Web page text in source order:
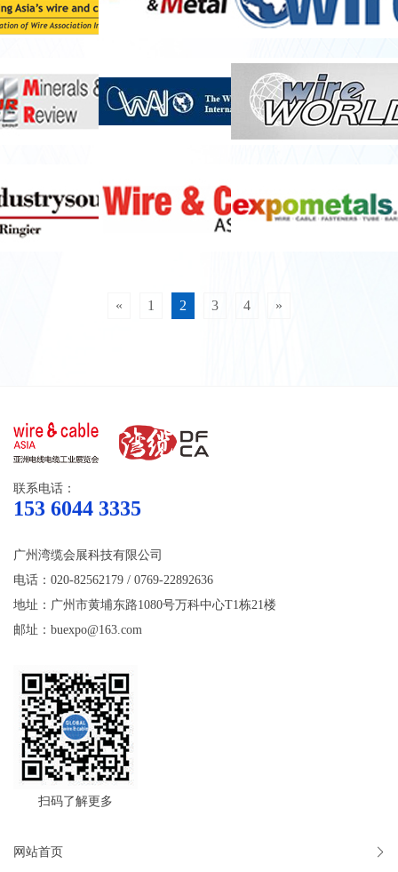
« 1 2 3 4 »
联系电话：
153 6044 3335
广州湾缆会展科技有限公司
电话：020-82562179 / 0769-22892636
地址：广州市黄埔东路1080号万科中心T1栋21楼
邮址：buexpo@163.com
扫码了解更多
网站首页